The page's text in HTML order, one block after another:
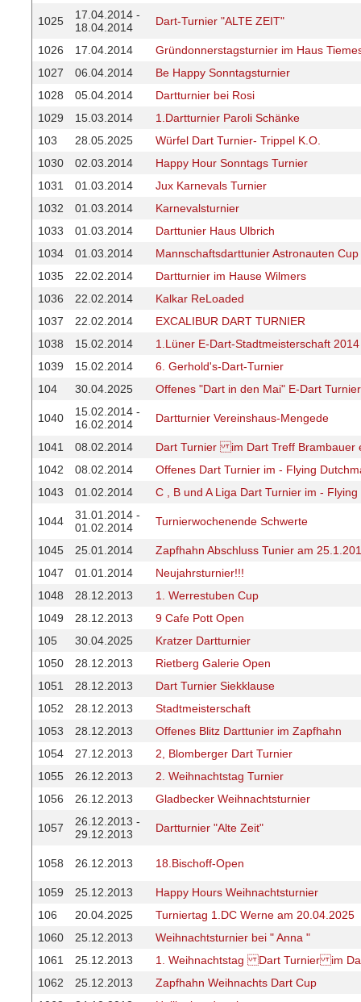
1025
17.04.2014 -
18.04.2014
Dart-Turnier "ALTE ZEIT"
1026 17.04.2014
Gründonnerstagsturnier im Haus
1027
06.04.2014
Be Happy Sonntagsturnier
1028
05.04.2014
Dartturnier bei Rosi
1029
15.03.2014
1.Dartturnier Paroli Schänke
103
28.05.2025
Würfel Dart Turnier- Trippel K.O.
1030
02.03.2014
Happy Hour Sonntags Turnier
1031
01.03.2014
Jux Karnevals Turnier
1032
01.03.2014
Karnevalsturnier
1033
01.03.2014
Darttunier Haus Ulbrich
1034
01.03.2014
Mannschaftsdarttunier Astronauten
1035
22.02.2014
Dartturnier im Hause Wilmers
1036
22.02.2014
Kalkar ReLoaded
1037
22.02.2014
EXCALIBUR DART TURNIER
1038
15.02.2014
1.Lüner E-Dart-Stadtmeisterschaft 2014
1039
15.02.2014
6. Gerhold's-Dart-Turnier
104
30.04.2025 Offenes "Dart in den Mai" E-Dart Turnier
1040
15.02.2014 -
16.02.2014
Dartturnier Vereinshaus-Mengede
1041 08.02.2014
Dart Turnier im Dart Treff Brambauer
1042
08.02.2014
Offenes Dart Turnier im - Flying
1043
01.02.2014 C , B und A Liga Dart Turnier im -
1044
31.01.2014 -
01.02.2014
Turnierwochenende Schwerte
1045 25.01.2014
Zapfhahn Abschluss Tunier am
1047
01.01.2014
Neujahrsturnier!!!
1048
28.12.2013
1. Werrestuben Cup
1049
28.12.2013
9 Cafe Pott Open
105
30.04.2025
Kratzer Dartturnier
1050
28.12.2013
Rietberg Galerie Open
1051
28.12.2013
Dart Turnier Siekklause
1052
28.12.2013
Stadtmeisterschaft
1053
28.12.2013
Offenes Blitz Darttunier im Zapfhahn
1054
27.12.2013
2, Blomberger Dart Turnier
1055
26.12.2013
2. Weihnachtstag Turnier
1056
26.12.2013 Gladbecker Weihnachtsturnier
1057
26.12.2013 -
29.12.2013
Dartturnier "Alte Zeit"
1058 26.12.2013 18.Bischoff-Open
1059 25.12.2013
Happy Hours Weihnachtsturnier
106
20.04.2025
Turniertag 1.DC Werne am 20.04.2025
1060
25.12.2013
Weihnachtsturnier bei " Anna "
1061
25.12.2013
1. Weihnachtstag Dart Turnier im
1062
25.12.2013
Zapfhahn Weihnachts Dart Cup